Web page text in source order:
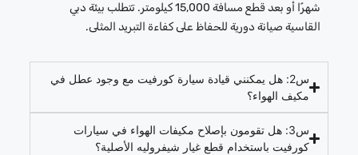
شهرًا أو بعد قطع مسافة 15,000 كيلومتر. تتطلب بيئة دبي
القاسية صيانة دورية للحفاظ على كفاءة التبريد المثلى.
س2: هل يمكنني قيادة سيارة كورفيت مع وجود عطل في
مكيف الهواء؟
س3: هل تقومون بإصلاح مكيفات الهواء في سيارات
كورفيت باستخدام قطع غيار شيفروليه الأصلية؟